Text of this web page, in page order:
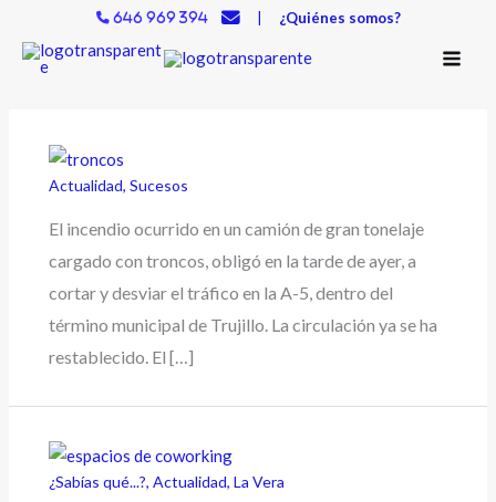
contenido
646 969 394 | ¿Quiénes somos?
Actualidad,Sucesos
El incendio ocurrido en un camión de gran tonelaje
cargado con troncos, obligó en la tarde de ayer, a
cortar y desviar el tráfico en la A-5, dentro del
término municipal de Trujillo. La circulación ya se ha
restablecido. El […]
¿Sabías qué...?,Actualidad,La Vera